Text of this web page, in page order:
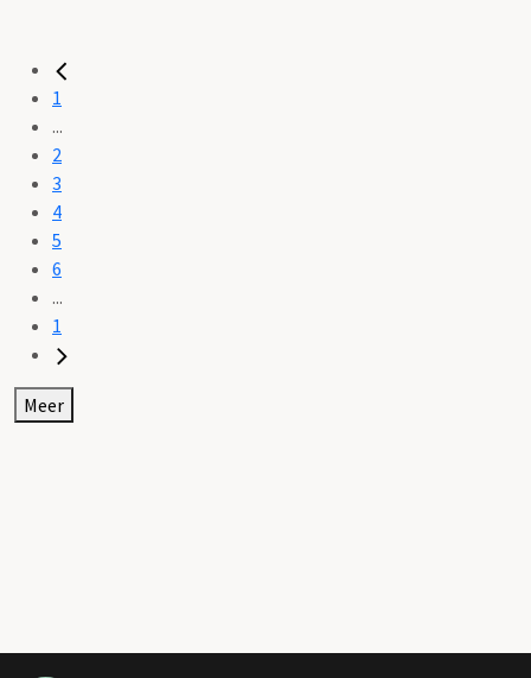
1
...
2
3
4
5
6
...
1
Meer